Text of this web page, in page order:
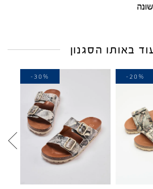
באותו הסגנון
-20%
-30%